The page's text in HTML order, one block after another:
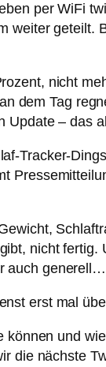
per WiFi
weiter
nicht
dem Tag
– das
Tracker-
nicht
auch generell…
erst mal
und
die nächste